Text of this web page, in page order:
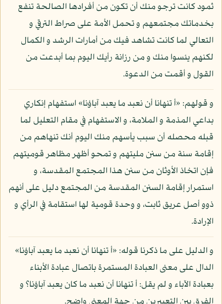
ثمود كانت ترجو منك أن تكون من أفرادها الصالحة تنفع
بخدماتك مجتمعهم و تحمل الأمة على صراط الترقي و
التعالي لما كانت تشاهد فيك من أمارات الرشد و الكمال
لكنهم يئسوا منك و من رزانة رأيك اليوم بما أبدعت من
القول و أقمت من الدعوة.
و قولهم: «أ تنهانا أن نعبد ما يعبد آباؤنا» استفهام إنكاري
بداعي المذمة و الملامة، و الاستفهام في مقام التعليل لما
قبله محصله أن سبب يأسهم منك اليوم أنك تنهاهم من
إقامة سنة من سنن مليتهم و تمحو أظهر مظاهر قوميتهم
فإن اتخاذ الأوثان من سنن هذا المجتمع المقدسة، و
استمرار إقامة السنن المقدسة من المجتمع دليل على أنهم
ذوو أصل عريق ثابت، و وحدة قومية لها استقامة في الرأي و
الإرادة.
و الدليل على ما ذكرنا قوله: «أ تنهانا أن نعبد ما يعبد آباؤنا»
الدال على معنى العبادة المستمرة باتصال عبادة الأبناء
بعبادة الآباء و لم يقل: أ تنهانا أن نعبد ما كان يعبد آباؤنا؟ و